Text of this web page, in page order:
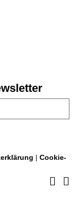
| Cookie-